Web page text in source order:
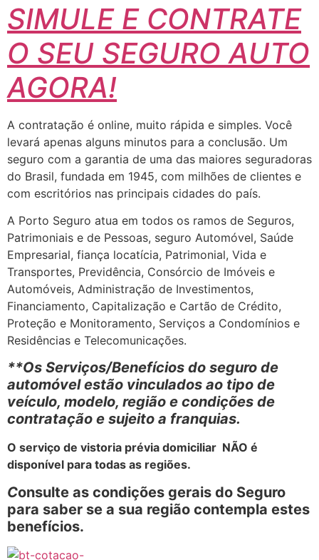
SIMULE E CONTRATE
O SEU SEGURO AUTO
AGORA!
A contratação é online, muito rápida e simples. Você
levará apenas alguns minutos para a conclusão. Um
seguro com a garantia de uma das maiores seguradoras
do Brasil, fundada em 1945, com milhões de clientes e
com escritórios nas principais cidades do país.
A Porto Seguro atua em todos os ramos de Seguros,
Patrimoniais e de Pessoas, seguro Automóvel, Saúde
Empresarial, fiança locatícia, Patrimonial, Vida e
Transportes, Previdência, Consórcio de Imóveis e
Automóveis, Administração de Investimentos,
Financiamento, Capitalização e Cartão de Crédito,
Proteção e Monitoramento, Serviços a Condomínios e
Residências e Telecomunicações.
**Os Serviços/Benefícios do seguro de
automóvel estão vinculados ao tipo de
veículo, modelo, região e condições de
contratação e sujeito a franquias.
O serviço de vistoria prévia domiciliar NÃO é
disponível para todas as regiões.
Consulte as condições gerais do Seguro
para saber se a sua região contempla estes
benefícios.